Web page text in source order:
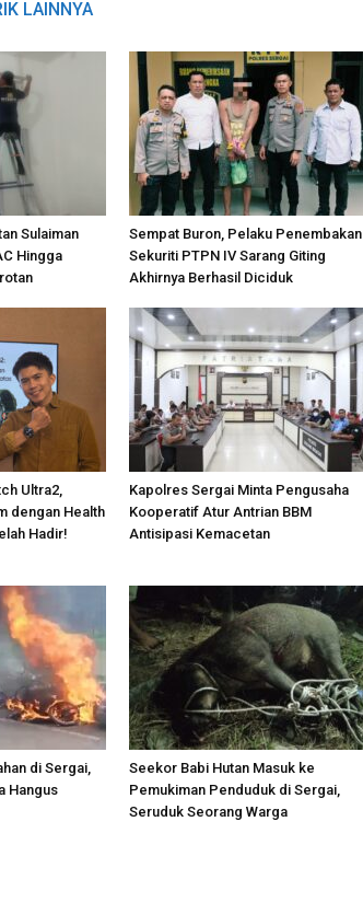
LAINNYA
Sulaiman
Hingga
Sempat Buron, Pelaku Penembakan
Sekuriti PTPN IV Sarang Giting
Akhirnya Berhasil Diciduk
Ultra2,
dengan Health
Hadir!
Kapolres Sergai Minta Pengusaha
Kooperatif Atur Antrian BBM
Antisipasi Kemacetan
di Sergai,
Hangus
Seekor Babi Hutan Masuk ke
Pemukiman Penduduk di Sergai,
Seruduk Seorang Warga